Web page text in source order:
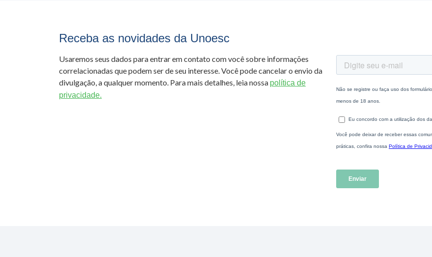
Receba as novidades da Unoesc
Usaremos seus dados para entrar em contato com você sobre informações
correlacionadas que podem ser de seu interesse. Você pode cancelar o envio da
divulgação, a qualquer momento. Para mais detalhes, leia nossa política de
privacidade.